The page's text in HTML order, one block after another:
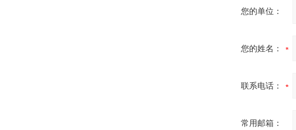
您的单位：
您的姓名：
联系电话：
常用邮箱：